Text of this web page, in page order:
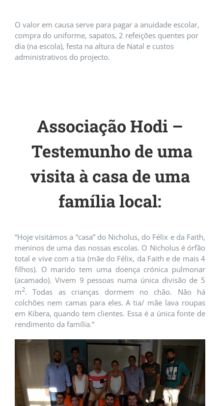
O valor em causa serve para pagar a anuidade escolar,
compra do uniforme, sapatos, 2 refeições quentes por
dia (na escola), festa na altura de Natal e custos
administrativos do projecto.
Associação Hodi –
Testemunho de uma
visita à casa de uma
família local:
“Hoje visitámos a “casa” do Nicholus, do Félix e da Faith,
meninos de uma das nossas escolas. O Nicholus é órfão
total e vive com a tia (mãe do Félix, da Faith e de mais 4
filhos). O marido tem uma doença crónica pulmonar
(acamado). Vivem 9 pessoas numa única divisão de 5
m2. Todas as crianças dormem no chão. Não há
colchões nem camas para eles. A tia/ mãe lava roupas
em Kibera, quando tem clientes. Essa é a única fonte de
rendimento da família.”